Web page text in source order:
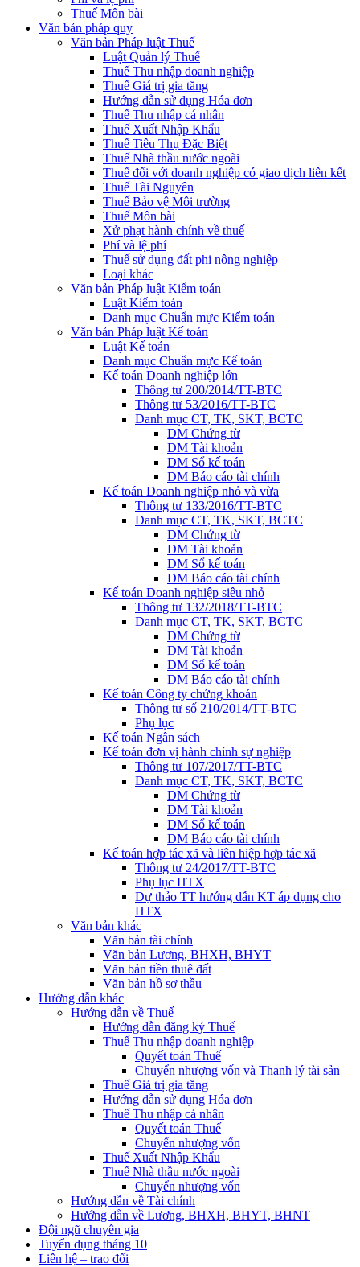
Thuế Môn bài
Văn bản pháp quy
Văn bản Pháp luật Thuế
Luật Quản lý Thuế
Thuế Thu nhập doanh nghiệp
Thuế Giá trị gia tăng
Hướng dẫn sử dụng Hóa đơn
Thuế Thu nhập cá nhân
Thuế Xuất Nhập Khẩu
Thuế Tiêu Thụ Đặc Biệt
Thuế Nhà thầu nước ngoài
Thuế đối với doanh nghiệp có giao dịch liên kết
Thuế Tài Nguyên
Thuế Bảo vệ Môi trường
Thuế Môn bài
Xử phạt hành chính về thuế
Phí và lệ phí
Thuế sử dụng đất phi nông nghiệp
Loại khác
Văn bản Pháp luật Kiểm toán
Luật Kiểm toán
Danh mục Chuẩn mực Kiểm toán
Văn bản Pháp luật Kế toán
Luật Kế toán
Danh mục Chuẩn mực Kế toán
Kế toán Doanh nghiệp lớn
Thông tư 200/2014/TT-BTC
Thông tư 53/2016/TT-BTC
Danh mục CT, TK, SKT, BCTC
DM Chứng từ
DM Tài khoản
DM Sổ kế toán
DM Báo cáo tài chính
Kế toán Doanh nghiệp nhỏ và vừa
Thông tư 133/2016/TT-BTC
Danh mục CT, TK, SKT, BCTC
DM Chứng từ
DM Tài khoản
DM Sổ kế toán
DM Báo cáo tài chính
Kế toán Doanh nghiệp siêu nhỏ
Thông tư 132/2018/TT-BTC
Danh mục CT, TK, SKT, BCTC
DM Chứng từ
DM Tài khoản
DM Sổ kế toán
DM Báo cáo tài chính
Kế toán Công ty chứng khoán
Thông tư số 210/2014/TT-BTC
Phụ lục
Kế toán Ngân sách
Kế toán đơn vị hành chính sự nghiệp
Thông tư 107/2017/TT-BTC
Danh mục CT, TK, SKT, BCTC
DM Chứng từ
DM Tài khoản
DM Sổ kế toán
DM Báo cáo tài chính
Kế toán hợp tác xã và liên hiệp hợp tác xã
Thông tư 24/2017/TT-BTC
Phụ lục HTX
Dự thảo TT hướng dẫn KT áp dụng cho
HTX
Văn bản khác
Văn bản tài chính
Văn bản Lương, BHXH, BHYT
Văn bản tiền thuê đất
Văn bản hồ sơ thầu
Hướng dẫn khác
Hướng dẫn về Thuế
Hướng dẫn đăng ký Thuế
Thuế Thu nhập doanh nghiệp
Quyết toán Thuế
Chuyển nhượng vốn và Thanh lý tài sản
Thuế Giá trị gia tăng
Hướng dẫn sử dụng Hóa đơn
Thuế Thu nhập cá nhân
Quyết toán Thuế
Chuyển nhượng vốn
Thuế Xuất Nhập Khẩu
Thuế Nhà thầu nước ngoài
Chuyển nhượng vốn
Hướng dẫn về Tài chính
Hướng dẫn về Lương, BHXH, BHYT, BHNT
Đội ngũ chuyên gia
Tuyển dụng tháng 10
Liên hệ – trao đổi